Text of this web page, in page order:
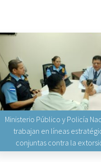
Ministerio Público y Policía
trabajan en líneas
conjuntas contra la